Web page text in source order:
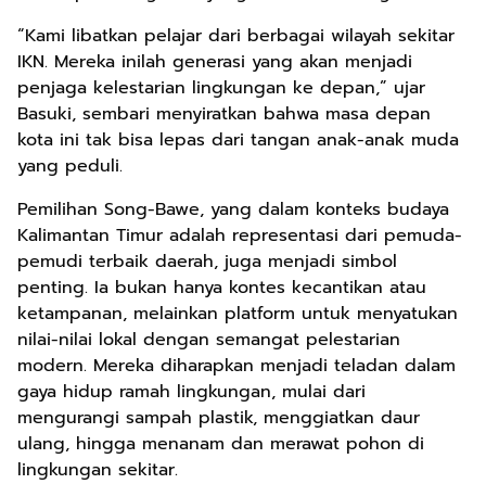
“Kami libatkan pelajar dari berbagai wilayah sekitar
IKN. Mereka inilah generasi yang akan menjadi
penjaga kelestarian lingkungan ke depan,” ujar
Basuki, sembari menyiratkan bahwa masa depan
kota ini tak bisa lepas dari tangan anak-anak muda
yang peduli.
Pemilihan Song-Bawe, yang dalam konteks budaya
Kalimantan Timur adalah representasi dari pemuda-
pemudi terbaik daerah, juga menjadi simbol
penting. Ia bukan hanya kontes kecantikan atau
ketampanan, melainkan platform untuk menyatukan
nilai-nilai lokal dengan semangat pelestarian
modern. Mereka diharapkan menjadi teladan dalam
gaya hidup ramah lingkungan, mulai dari
mengurangi sampah plastik, menggiatkan daur
ulang, hingga menanam dan merawat pohon di
lingkungan sekitar.